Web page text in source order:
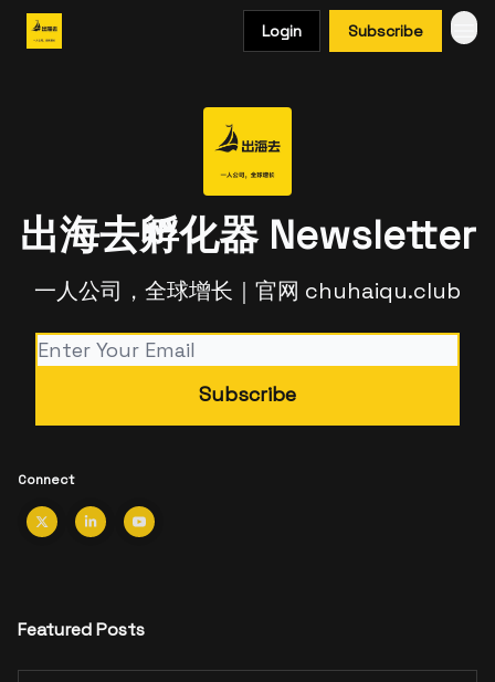
Login Subscribe
出海去孵化器 Newsletter
一人公司，全球增长｜官网 chuhaiqu.club
Connect
Featured Posts